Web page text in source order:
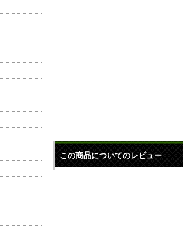
この商品についてのレビュー